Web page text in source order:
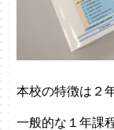
本校の特徴は２
一般的な１年課